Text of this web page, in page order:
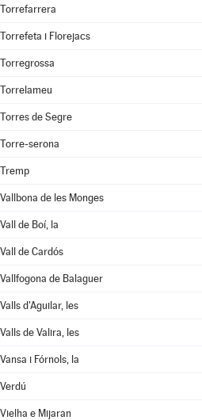
Torrefarrera
Torrefeta i Florejacs
Torregrossa
Torrelameu
Torres de Segre
Torre-serona
Tremp
Vallbona de les Monges
Vall de Boí, la
Vall de Cardós
Vallfogona de Balaguer
Valls d'Aguilar, les
Valls de Valira, les
Vansa i Fórnols, la
Verdú
Vielha e Mijaran